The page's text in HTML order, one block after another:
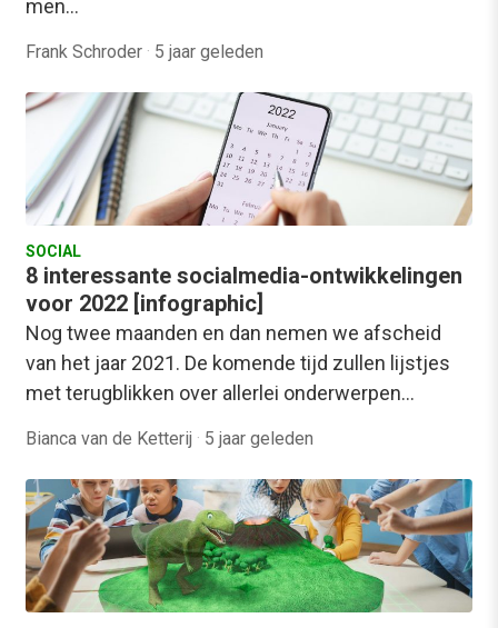
men…
Frank Schroder · 5 jaar geleden
SOCIAL
8 interessante socialmedia-ontwikkelingen
voor 2022 [infographic]
Nog twee maanden en dan nemen we afscheid
van het jaar 2021. De komende tijd zullen lijstjes
met terugblikken over allerlei onderwerpen…
Bianca van de Ketterij · 5 jaar geleden